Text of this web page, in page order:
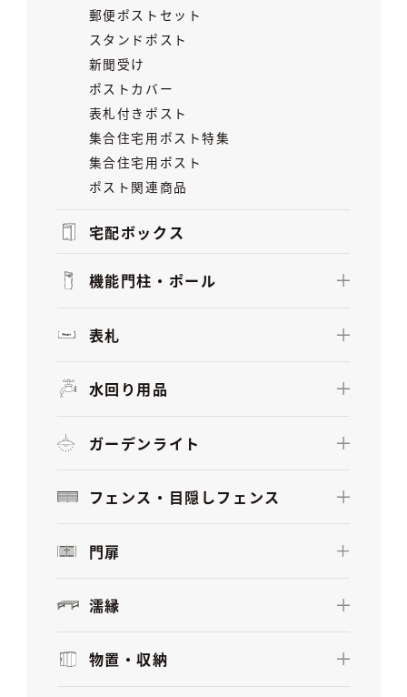
郵便ポストセット
スタンドポスト
新聞受け
ポストカバー
表札付きポスト
集合住宅用ポスト特集
集合住宅用ポスト
ポスト関連商品
宅配ボックス
機能門柱・ポール
表札
水回り用品
ガーデンライト
フェンス・目隠しフェンス
門扉
濡縁
物置・収納